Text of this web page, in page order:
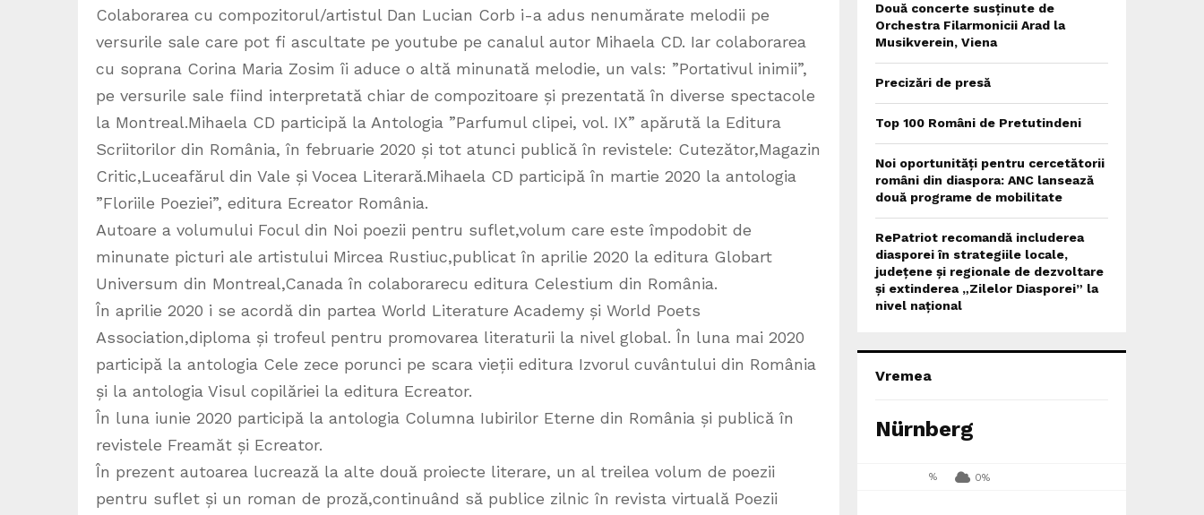
Colaborarea cu compozitorul/artistul Dan Lucian Corb i-a adus nenumărate melodii pe
versurile sale care pot fi ascultate pe youtube pe canalul autor Mihaela CD. Iar colaborarea
cu soprana Corina Maria Zosim îi aduce o altă minunată melodie, un vals: ”Portativul inimii”,
pe versurile sale fiind interpretată chiar de compozitoare și prezentată în diverse spectacole
la Montreal.Mihaela CD participă la Antologia ”Parfumul clipei, vol. IX” apărută la Editura
Scriitorilor din România, în februarie 2020 și tot atunci publică în revistele: Cutezător,Magazin
Critic,Luceafărul din Vale și Vocea Literară.Mihaela CD participă în martie 2020 la antologia
”Floriile Poeziei”, editura Ecreator România.
Autoare a volumului Focul din Noi poezii pentru suflet,volum care este împodobit de
minunate picturi ale artistului Mircea Rustiuc,publicat în aprilie 2020 la editura Globart
Universum din Montreal,Canada în colaborarecu editura Celestium din România.
În aprilie 2020 i se acordă din partea World Literature Academy și World Poets
Association,diploma și trofeul pentru promovarea literaturii la nivel global. În luna mai 2020
participă la antologia Cele zece porunci pe scara vieții editura Izvorul cuvântului din România
și la antologia Visul copilăriei la editura Ecreator.
În luna iunie 2020 participă la antologia Columna Iubirilor Eterne din România și publică în
revistele Freamăt și Ecreator.
În prezent autoarea lucrează la alte două proiecte literare, un al treilea volum de poezii
pentru suflet și un roman de proză,continuând să publice zilnic în revista virtuală Poezii
Două concerte susținute de
Orchestra Filarmonicii Arad la
Musikverein, Viena
Precizări de presă
Top 100 Români de Pretutindeni
Noi oportunități pentru cercetătorii
români din diaspora: ANC lansează
două programe de mobilitate
RePatriot recomandă includerea
diasporei în strategiile locale,
județene și regionale de dezvoltare
și extinderea „Zilelor Diasporei” la
nivel național
Vremea
Nürnberg
% 0%